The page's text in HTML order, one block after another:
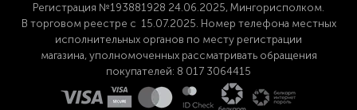
Регистрация №193881928 24 .06.2025, Мингорисполком.
В торговом реестре с 15.07.2025. Номер телефона местных
исполнительных органов по месту регистрации
магазина,уполномоченных рассматривать обращения
покупателей: 8 017 3064415